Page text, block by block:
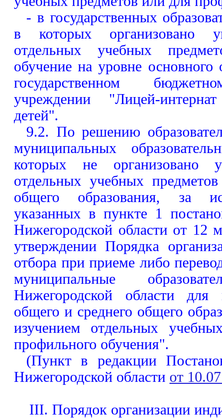
- в государственных
в которых организовано
отдельных учебных
обучение на уровне основного
государственном
учреждении "Лицей-
детей".
9.2. По решению
муниципальных
которых не организовано
отдельных учебных
общего образования, за
указанных в пункте 1
Нижегородской области от
утверждении Порядка
отбора при приеме либо
муниципальные
Нижегородской области для
общего и среднего общего
изучением отдельных
профильного обучения".
(Пункт в редакции
Нижегородской области от
III. Порядок организации